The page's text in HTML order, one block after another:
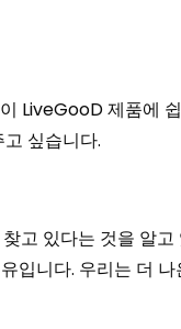
LiveGooD 제품에
싶습니다.
고 있다는 것을 알
입니다. 우리는 더